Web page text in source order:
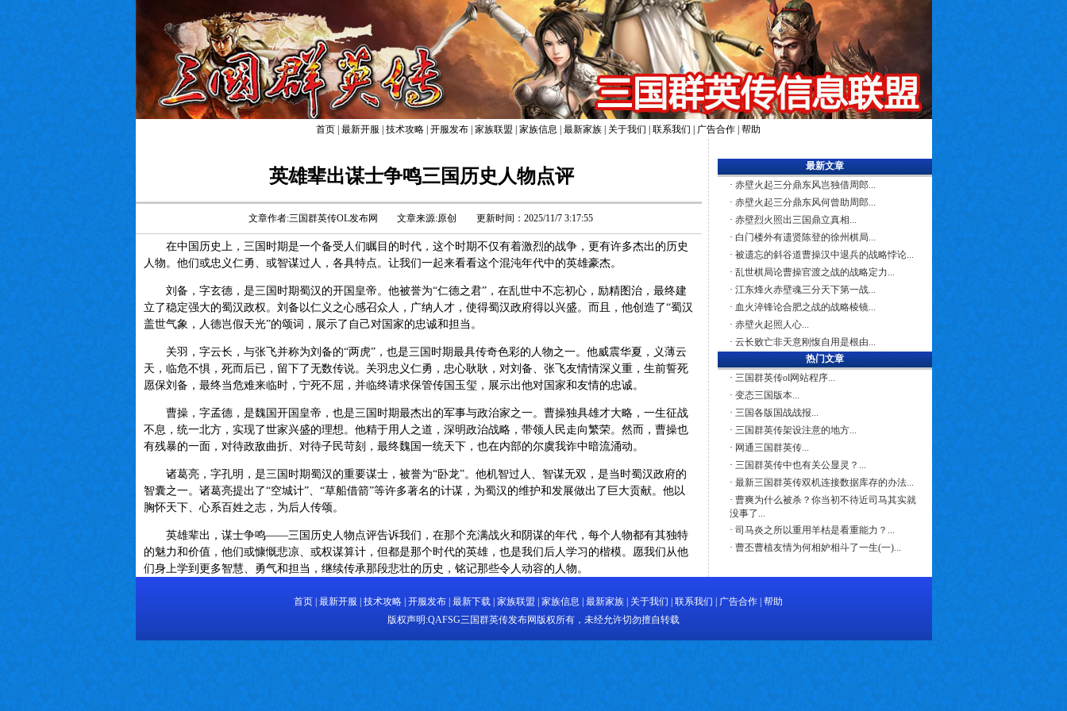
首页 最新开服 技术攻略 开服发布 家族联盟 家族信息 最新家族 关于我们 联系我们 广告合作 帮助
英雄辈出谋士争鸣三国历史人物点评
文章作者:三国群英传OL发布网 文章来源:原创 更新时间：2025/11/7 3:17:55
在中国历史上，三国时期是一个备受人们瞩目的时代，这个时期不仅有着激烈的战争，更有许多杰出的历史
人物。他们或忠义仁勇、或智谋过人，各具特点。让我们一起来看看这个混沌年代中的英雄豪杰。
刘备，字玄德，是三国时期蜀汉的开国皇帝。他被誉为“仁德之君”，在乱世中不忘初心，励精图治，最终建
立了稳定强大的蜀汉政权。刘备以仁义之心感召众人，广纳人才，使得蜀汉政府得以兴盛。而且，他创造了“蜀汉
盖世气象，人德岂假天光”的颂词，展示了自己对国家的忠诚和担当。
关羽，字云长，与张飞并称为刘备的“两虎”，也是三国时期最具传奇色彩的人物之一。他威震华夏，义薄云
天，临危不惧，死而后已，留下了无数传说。关羽忠义仁勇，忠心耿耿，对刘备、张飞友情情深义重，生前誓死
愿保刘备，最终当危难来临时，宁死不屈，并临终请求保管传国玉玺，展示出他对国家和友情的忠诚。
曹操，字孟德，是魏国开国皇帝，也是三国时期最杰出的军事与政治家之一。曹操独具雄才大略，一生征战
不息，统一北方，实现了世家兴盛的理想。他精于用人之道，深明政治战略，带领人民走向繁荣。然而，曹操也
有残暴的一面，对待政敌曲折、对待子民苛刻，最终魏国一统天下，也在内部的尔虞我诈中暗流涌动。
诸葛亮，字孔明，是三国时期蜀汉的重要谋士，被誉为“卧龙”。他机智过人、智谋无双，是当时蜀汉政府的
智囊之一。诸葛亮提出了“空城计”、“草船借箭”等许多著名的计谋，为蜀汉的维护和发展做出了巨大贡献。他以
胸怀天下、心系百姓之志，为后人传颂。
英雄辈出，谋士争鸣——三国历史人物点评告诉我们，在那个充满战火和阴谋的年代，每个人物都有其独特
的魅力和价值，他们或慷慨悲凉、或权谋算计，但都是那个时代的英雄，也是我们后人学习的楷模。愿我们从他
们身上学到更多智慧、勇气和担当，继续传承那段悲壮的历史，铭记那些令人动容的人物。
最新文章
· 赤壁火起三分鼎东风岂独借周郎...
· 赤壁火起三分鼎东风何曾助周郎...
· 赤壁烈火照出三国鼎立真相...
· 白门楼外有遗贤陈登的徐州棋局...
· 被遗忘的斜谷道曹操汉中退兵的战略悖论...
· 乱世棋局论曹操官渡之战的战略定力...
· 江东烽火赤壁魂三分天下第一战...
· 血火淬锋论合肥之战的战略棱镜...
· 赤壁火起照人心...
· 云长败亡非天意刚愎自用是根由...
热门文章
· 三国群英传ol网站程序...
· 变态三国版本...
· 三国各版国战战报...
· 三国群英传架设注意的地方...
· 网通三国群英传...
· 三国群英传中也有关公显灵？...
· 最新三国群英传双机连接数据库存的办法...
· 曹爽为什么被杀？你当初不待近司马其实就
没事了...
· 司马炎之所以重用羊枯是看重能力？...
· 曹丕曹植友情为何相妒相斗了一生(一)...
首页 最新开服 技术攻略 开服发布 最新下载 家族联盟 家族信息 最新家族 关于我们 联系我们 广告合作 帮助
版权声明:QAFSG三国群英传发布网版权所有，未经允许切勿擅自转载